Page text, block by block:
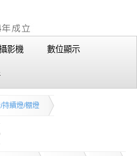
影機 數位顯示
持續燈/棚燈